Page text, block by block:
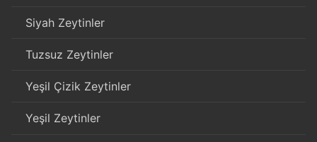
Siyah Zeytinler
Tuzsuz Zeytinler
Yeşil Çizik Zeytinler
Yeşil Zeytinler